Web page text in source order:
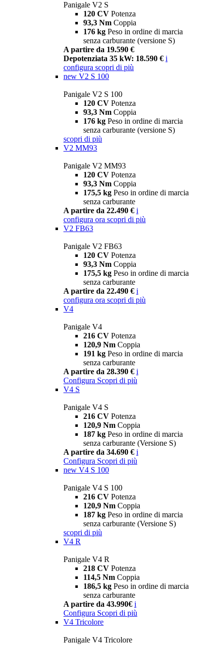
Panigale V2 S
120 CV Potenza
93,3 Nm Coppia
176 kg Peso in ordine di marcia
senza carburante (versione S)
A partire da 19.590 €
Depotenziata 35 kW: 18.590 € i
configura scopri di più
new V2 S 100
Panigale V2 S 100
120 CV Potenza
93,3 Nm Coppia
176 kg Peso in ordine di marcia
senza carburante (versione S)
scopri di più
V2 MM93
Panigale V2 MM93
120 CV Potenza
93,3 Nm Coppia
175,5 kg Peso in ordine di marcia
senza carburante
A partire da 22.490 € i
configura ora scopri di più
V2 FB63
Panigale V2 FB63
120 CV Potenza
93,3 Nm Coppia
175,5 kg Peso in ordine di marcia
senza carburante
A partire da 22.490 € i
configura ora scopri di più
V4
Panigale V4
216 CV Potenza
120,9 Nm Coppia
191 kg Peso in ordine di marcia
senza carburante
A partire da 28.390 € i
Configura Scopri di più
V4 S
Panigale V4 S
216 CV Potenza
120,9 Nm Coppia
187 kg Peso in ordine di marcia
senza carburante (Versione S)
A partire da 34.690 € i
Configura Scopri di più
new V4 S 100
Panigale V4 S 100
216 CV Potenza
120,9 Nm Coppia
187 kg Peso in ordine di marcia
senza carburante (Versione S)
scopri di più
V4 R
Panigale V4 R
218 CV Potenza
114,5 Nm Coppia
186,5 kg Peso in ordine di marcia
senza carburante
A partire da 43.990€ i
Configura Scopri di più
V4 Tricolore
Panigale V4 Tricolore